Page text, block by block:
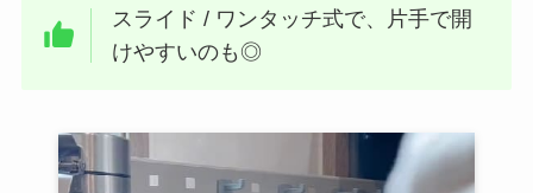
スライド / ワンタッチ式で、片手で開
けやすいのも◎